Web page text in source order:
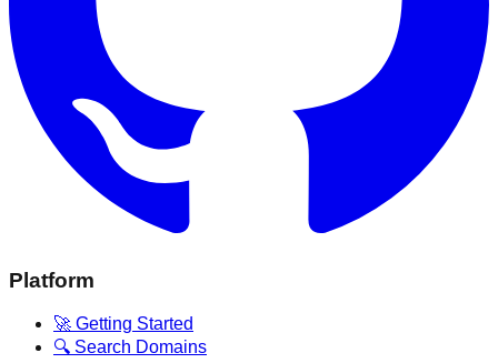
Platform
🚀 Getting Started
🔍 Search Domains